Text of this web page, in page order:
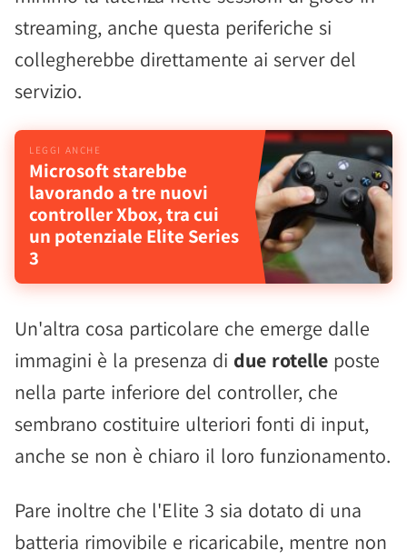
streaming, anche questa periferiche si
collegherebbe direttamente ai server del
servizio.
Microsoft starebbe
lavorando a tre nuovi
controller Xbox, tra cui
un potenziale Elite Series
3
Un'altra cosa particolare che emerge dalle
immagini è la presenza di due rotelle poste
nella parte inferiore del controller, che
sembrano costituire ulteriori fonti di input,
anche se non è chiaro il loro funzionamento.
Pare inoltre che l'Elite 3 sia dotato di una
batteria rimovibile e ricaricabile, mentre non